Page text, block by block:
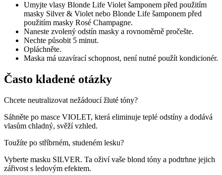
Umyjte vlasy Blonde Life Violet šamponem před použitím
masky Silver & Violet nebo Blonde Life šamponem před
použitím masky Rosé Champagne.
Naneste zvolený odstín masky a rovnoměrně pročešte.
Nechte působit 5 minut.
Opláchněte.
Maska má uzavírací schopnost, není nutné použít kondicionér.
Často kladené otázky
Chcete neutralizovat nežádoucí žluté tóny?
Sáhněte po masce VIOLET, která eliminuje teplé odstíny a dodává
vlasům chladný, svěží vzhled.
Toužíte po stříbrném, studeném lesku?
Vyberte masku SILVER. Ta oživí vaše blond tóny a podtrhne jejich
zářivost s ledovým efektem.